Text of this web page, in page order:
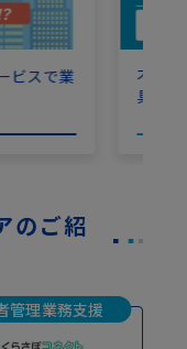
ビスで業
不動
具体
のご紹
管理業務支援